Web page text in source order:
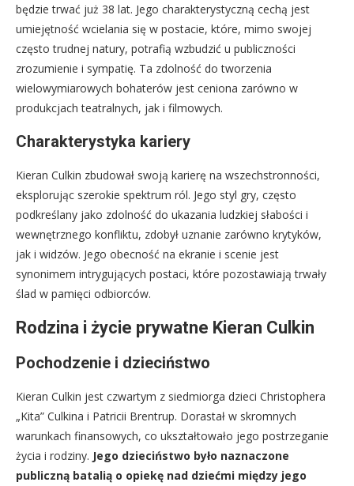
będzie trwać już 38 lat. Jego charakterystyczną cechą jest
umiejętność wcielania się w postacie, które, mimo swojej
często trudnej natury, potrafią wzbudzić u publiczności
zrozumienie i sympatię. Ta zdolność do tworzenia
wielowymiarowych bohaterów jest ceniona zarówno w
produkcjach teatralnych, jak i filmowych.
Charakterystyka kariery
Kieran Culkin zbudował swoją karierę na wszechstronności,
eksplorując szerokie spektrum ról. Jego styl gry, często
podkreślany jako zdolność do ukazania ludzkiej słabości i
wewnętrznego konfliktu, zdobył uznanie zarówno krytyków,
jak i widzów. Jego obecność na ekranie i scenie jest
synonimem intrygujących postaci, które pozostawiają trwały
ślad w pamięci odbiorców.
Rodzina i życie prywatne Kieran Culkin
Pochodzenie i dzieciństwo
Kieran Culkin jest czwartym z siedmiorga dzieci Christophera
„Kita” Culkina i Patricii Brentrup. Dorastał w skromnych
warunkach finansowych, co ukształtowało jego postrzeganie
życia i rodziny. Jego dzieciństwo było naznaczone
publiczną batalią o opiekę nad dziećmi między jego